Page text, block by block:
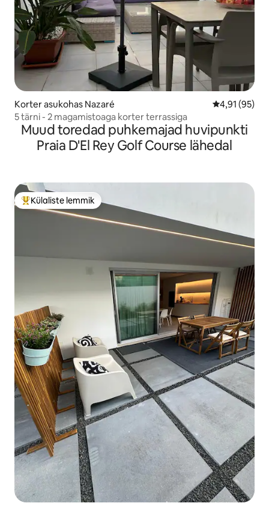
Korter asukohas Nazaré Keskmine
4,91 (95)
5 tärni - 2 magamistoaga korter terrassiga
Muud toredad puhkemajad huvipunkti
Praia D'El Rey Golf Course lähedal
Külaliste suur lemmik
Külaliste lemmik